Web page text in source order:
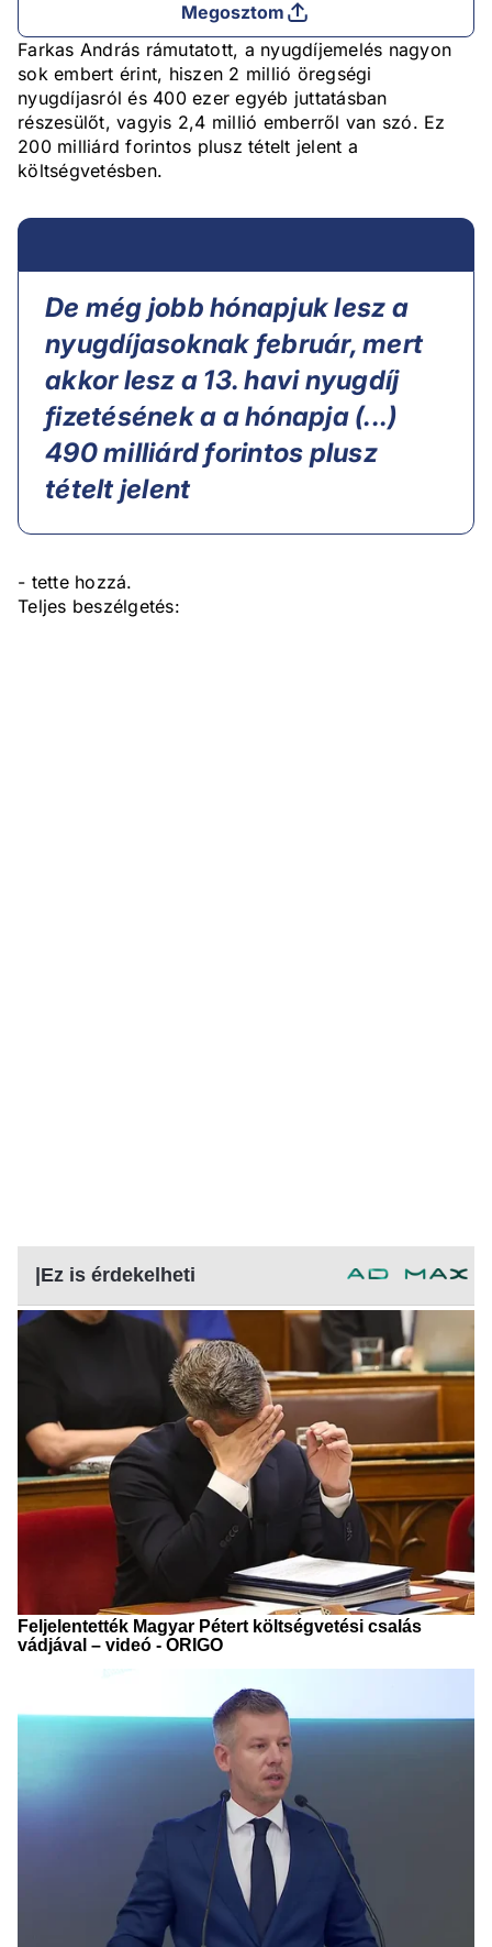
Megosztom
Farkas András rámutatott, a nyugdíjemelés nagyon
sok embert érint, hiszen 2 millió öregségi
nyugdíjasról és 400 ezer egyéb juttatásban
részesülőt, vagyis 2,4 millió emberről van szó. Ez
200 milliárd forintos plusz tételt jelent a
költségvetésben.
De még jobb hónapjuk lesz a
nyugdíjasoknak február, mert
akkor lesz a 13. havi nyugdíj
fizetésének a a hónapja (...)
490 milliárd forintos plusz
tételt jelent
- tette hozzá.
Teljes beszélgetés: